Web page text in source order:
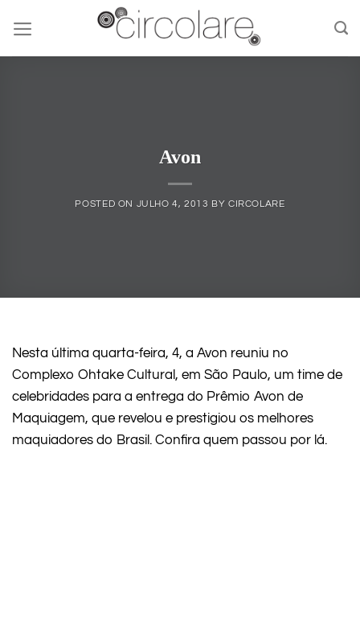
content
Avon
POSTED ON JULHO 4, 2013 BY CIRCOLARE
Nesta última quarta-feira, 4, a Avon reuniu no
Complexo Ohtake Cultural, em São Paulo, um time de
celebridades para a entrega do Prêmio Avon de
Maquiagem, que revelou e prestigiou os melhores
maquiadores do Brasil. Confira quem passou por lá.